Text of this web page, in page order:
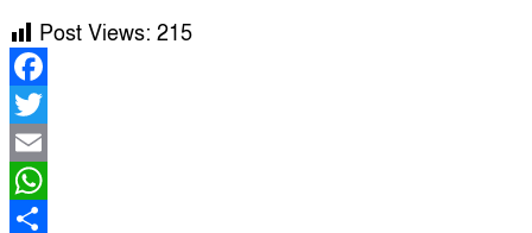
Post Views: 215
Facebook
Twitter
Email
WhatsApp